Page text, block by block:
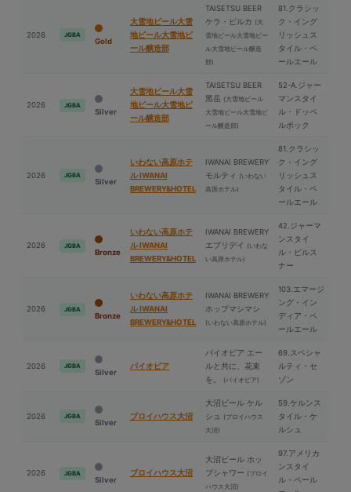
2026 JGBA
Gold
⼤雪地ビール⼤雪
地ビール⼤雪地ビ
ール醸造部
TAISETSU BEER
ケラ・ピルカ (⼤
雪地ビール⼤雪地ビー
ル⼤雪地ビール醸造
部)
81.クラシッ
ク・イング
リッシュス
タイル・ペ
ールエール
2026 JGBA
Silver
⼤雪地ビール⼤雪
地ビール⼤雪地ビ
ール醸造部
TAISETSU BEER
⿊岳 (⼤雪地ビール
⼤雪地ビール⼤雪地ビ
ール醸造部)
52-A.ジャー
マンスタイ
ル・ドッペ
ルボック
2026 JGBA
Silver
いわない高原ホテ
ル IWANAI
BREWERY&HOTEL
IWANAI BREWERY
モルティ (いわない
高原ホテル)
81.クラシッ
ク・イング
リッシュス
タイル・ペ
ールエール
2026 JGBA
Bronze
いわない高原ホテ
ル IWANAI
BREWERY&HOTEL
IWANAI BREWERY
エブリデイ (いわな
い高原ホテル)
42.ジャーマ
ンスタイ
ル・ピルス
ナー
2026 JGBA
Bronze
いわない高原ホテ
ル IWANAI
BREWERY&HOTEL
IWANAI BREWERY
ホップマシマシ
(いわない高原ホテル)
103.エマージ
ング・イン
ディア・ペ
ールエール
2026 JGBA
Silver
パイオビア
パイオビア エー
ルと共に、花束
を。
(パイオビア)
69.スペシャ
ルティ・セ
ゾン
2026 JGBA
Silver
ブロイハウス⼤沼
⼤沼ビール ケル
シュ
(ブロイハウス
⼤沼)
59.ケルンス
タイル・ケ
ルシュ
2026 JGBA
Silver
ブロイハウス⼤沼
⼤沼ビール ホッ
プシャワー (ブロイ
ハウス⼤沼)
97.アメリカ
ンスタイ
ル・ペール